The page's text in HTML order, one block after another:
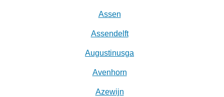
Assen
Assendelft
Augustinusga
Avenhorn
Azewijn